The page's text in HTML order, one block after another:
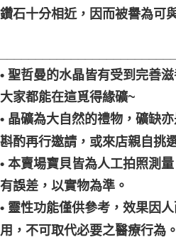
鑽石十分相近，因而被譽為可
• 聖哲曼的水晶皆有受到完善
大家都能在這覓得緣礦~
• 晶礦為大自然的禮物，礦缺
斟酌再行邀請，或來店親自挑
• 本賣場寶貝皆為人工拍照測
有誤差，以實物為準。
• 靈性功能僅供參考，效果因
用，不可取代必要之醫療行為。